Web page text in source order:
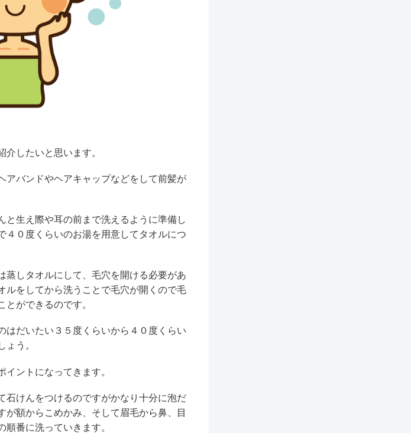
したいと思います。
アバンドやヘアキャップなどをして前髪が
と生え際や耳の前まで洗えるように準備し
４０度くらいのお湯を用意してタオルにつ
蒸しタオルにして、毛穴を開ける必要があ
ルをしてから洗うことで毛穴が開くので毛
ができるのです。
はだいたい３５度くらいから４０度くらい
ょう。
ントになってきます。
石けんをつけるのですがかなり十分に泡だ
が額からこめかみ、そして眉毛から鼻、目
番に洗っていきます。